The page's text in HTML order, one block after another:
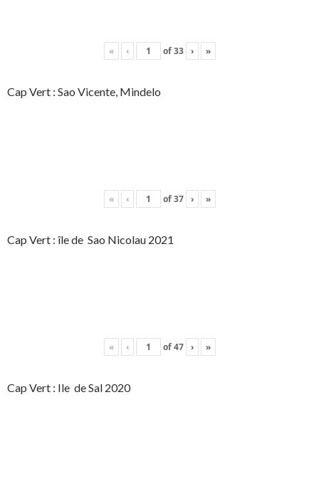
« ‹ of33 › »
Cap Vert : Sao Vicente, Mindelo
« ‹ of37 › »
Cap Vert : île de Sao Nicolau 2021
« ‹ of47 › »
Cap Vert : Ile de Sal 2020